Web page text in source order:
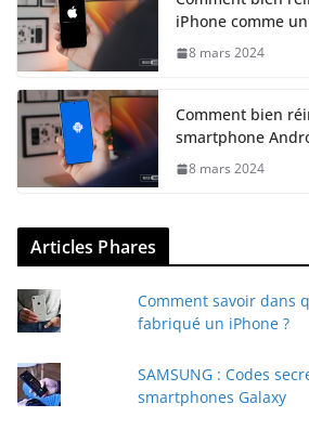
iPhone comme
8 mars 2024
Comment bien
smartphone
8 mars 2024
Articles Phares
Comment savoir dans
fabriqué un iPhone ?
SAMSUNG : Codes
smartphones Galaxy